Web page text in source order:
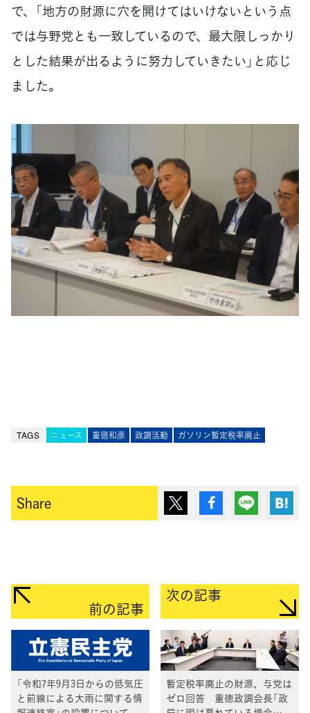
で、「地方の財源に穴を開けてはいけないという点
では与野党とも一致しているので、最大限しっかり
とした結果が出るように努力していきたい」と応じ
ました。
TAGS ニュース 重徳和彦 政調活動 ガソリン暫定税率廃止
Share ポスト シェア Lineで送
前の記事
「令和7年9月3日からの低気圧
と前線による大雨に関する情
次の記事
暫定税率廃止の財源、与党は
ゼロ回答 重徳政調会長「政